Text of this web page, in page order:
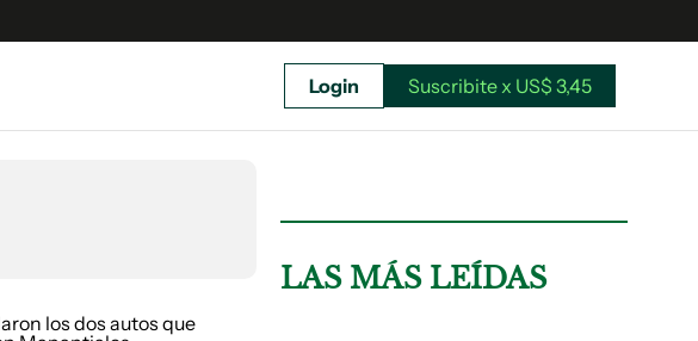
Login Suscribite x US$ 3,45
LAS MÁS LEÍDAS